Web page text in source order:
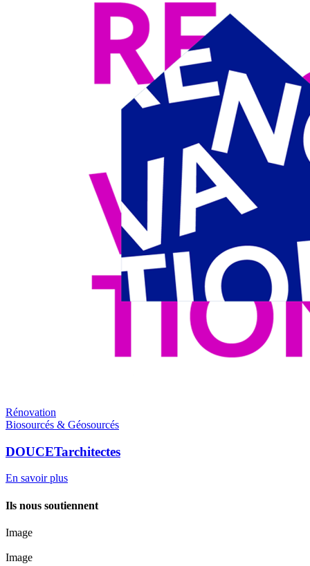
Rénovation
Biosourcés & Géosourcés
DOUCETarchitectes
En savoir plus
Ils nous soutiennent
Image
Image